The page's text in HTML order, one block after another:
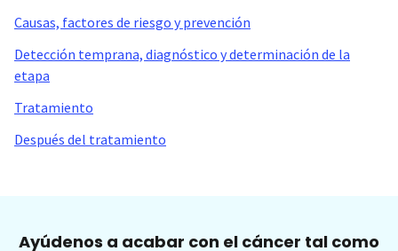
Causas, factores de riesgo y prevención
Detección temprana, diagnóstico y determinación de la
etapa
Tratamiento
Después del tratamiento
Ayúdenos a acabar con el cáncer tal como